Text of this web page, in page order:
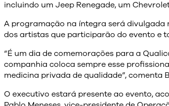
incluindo um Jeep Renegade, um
A programação na íntegra será divulgada
dos artistas que participarão do evento e
“É um dia de comemorações para a
companhia coloca sempre esse
medicina privada de qualidade”, comenta
O executivo estará presente ao evento,